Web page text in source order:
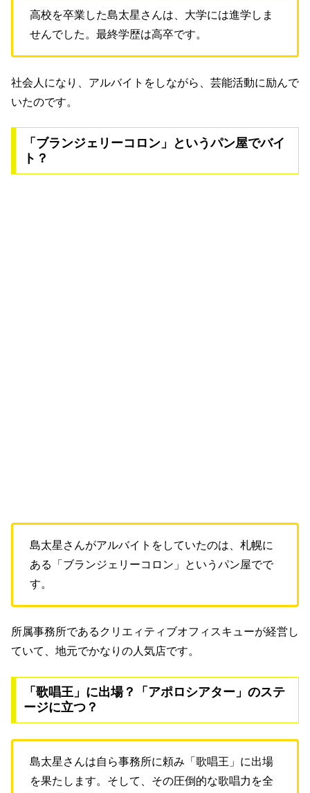
高校を卒業した島太星さんは、大学には進学しま
せんでした。最終学歴は高卒です。
社会人になり、アルバイトをしながら、芸能活動に励んで
いたのです。
「ブランジェリーコロン」というパン屋でバイ
ト？
島太星さんがアルバイトをしていたのは、札幌に
ある「ブランジェリーコロン」というパン屋でで
す。
所属事務所であるクリエィティブオフィスキューが経営し
ていて、地元でかなりの人気店です。
「歌唱王」に出場？「アポロシアター」のステ
ージに立つ？
島太星さんは自ら事務所に頼み「歌唱王」に出場
を果たします。そして、その圧倒的な歌唱力を全